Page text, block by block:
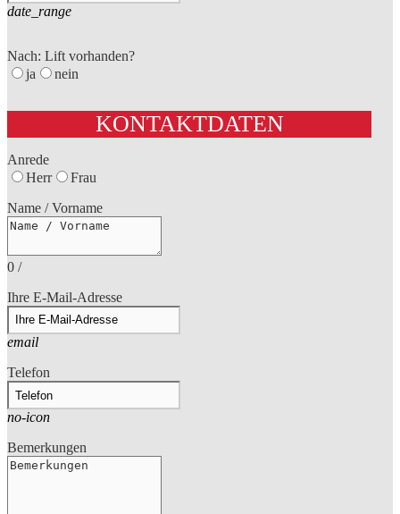
date_range
Nach: Lift vorhanden?
ja
nein
KONTAKTDATEN
Anrede
Herr
Frau
Name / Vorname
0 /
Ihre E-Mail-Adresse
email
Telefon
no-icon
Bemerkungen